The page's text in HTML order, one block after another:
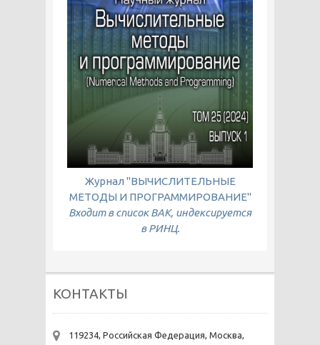
Журнал "ВЫЧИСЛИТЕЛЬНЫЕ
МЕТОДЫ И ПРОГРАММИРОВАНИЕ"
Входит в список ВАК, индексируется
в РИНЦ.
КОНТАКТЫ
119234, Российская Федерация, Москва,